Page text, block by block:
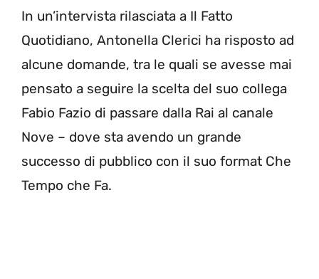
In un’intervista rilasciata a Il Fatto
Quotidiano, Antonella Clerici ha risposto ad
alcune domande, tra le quali se avesse mai
pensato a seguire la scelta del suo collega
Fabio Fazio di passare dalla Rai al canale
Nove – dove sta avendo un grande
successo di pubblico con il suo format Che
Tempo che Fa.